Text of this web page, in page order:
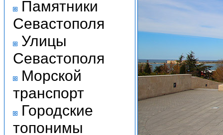
Памятники
Севастополя
Улицы
Севастополя
Морской
транспорт
Городские
топонимы